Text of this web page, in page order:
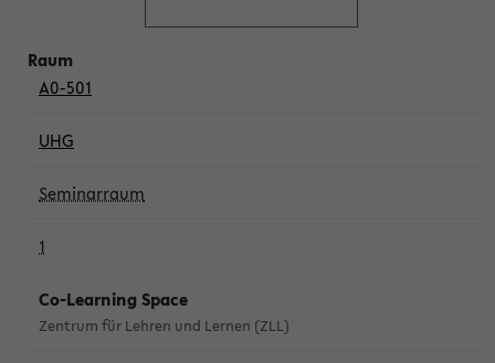
A0-501
UHG
Seminarraum
1
Co-Learning Space
Zentrum für Lehren und Lernen (ZLL)